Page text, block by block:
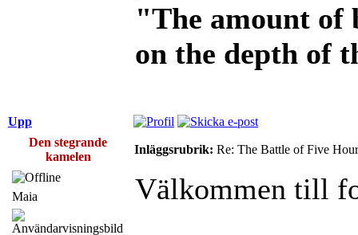
"The amount of
on the depth of
Upp
Den stegrande
kamelen
Inläggsrubrik: Re: The Battle of Five
Maia Välkommen till